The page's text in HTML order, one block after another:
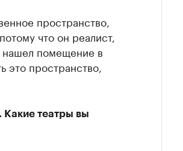
пространство,
что он реалист,
нашел помещение в
это пространство,
Какие театры вы